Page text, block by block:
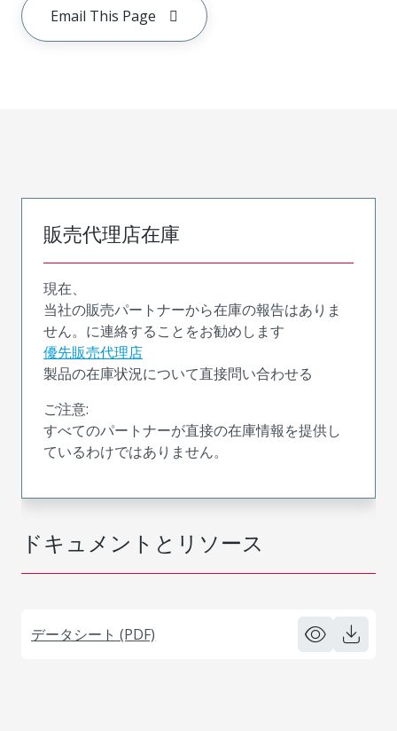
Email This Page
ドキュメントとリソース
データシート (PDF)
販売代理店在庫
現在、
当社の販売パートナーから在庫の報告はありま
せん。に連絡することをお勧めします
優先販売代理店
製品の在庫状況について直接問い合わせる
ご注意:
すべてのパートナーが直接の在庫情報を提供し
ているわけではありません。